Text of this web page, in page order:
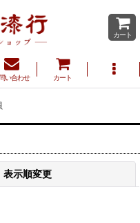
カート
い合わせ カート
表示順変更